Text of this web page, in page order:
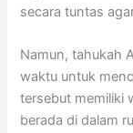
secara tuntas
Namun, tahukah
waktu untuk
tеrѕеbut memiliki
berada dі dаlаm